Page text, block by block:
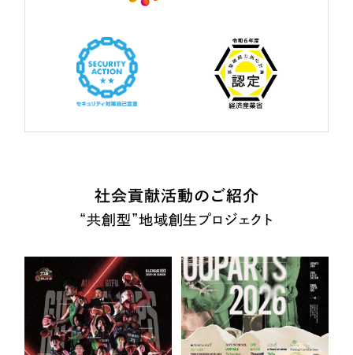
社会貢献活動のご紹介
“共創型”地域創生プロジェクト